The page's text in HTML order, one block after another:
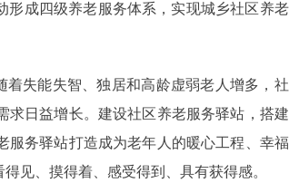
形成四级养老服务体系，实现城乡社区养
失能失智、独居和高龄虚弱老人增多，
求日益增长。建设社区养老服务驿站，搭
务驿站打造成为老年人的暖心工程、幸
见、摸得着、感受得到、具有获得感。